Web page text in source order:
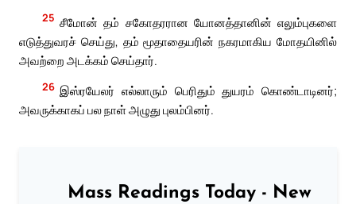
25 சீமோன் தம் சகோதரரான யோனத்தானின் எலும்புகளை
எடுத்துவரச் செய்து, தம் மூதாதையரின் நகரமாகிய மோதயினில்
அவற்றை அடக்கம் செய்தார்.
26 இஸ்ரயேலர் எல்லாரும் பெரிதும் துயரம் கொண்டாடினர்;
அவருக்காகப் பல நாள் அழுது புலம்பினர்.
Mass Readings Today - New